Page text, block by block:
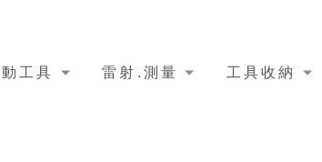
工具 雷射.測量 工具收納